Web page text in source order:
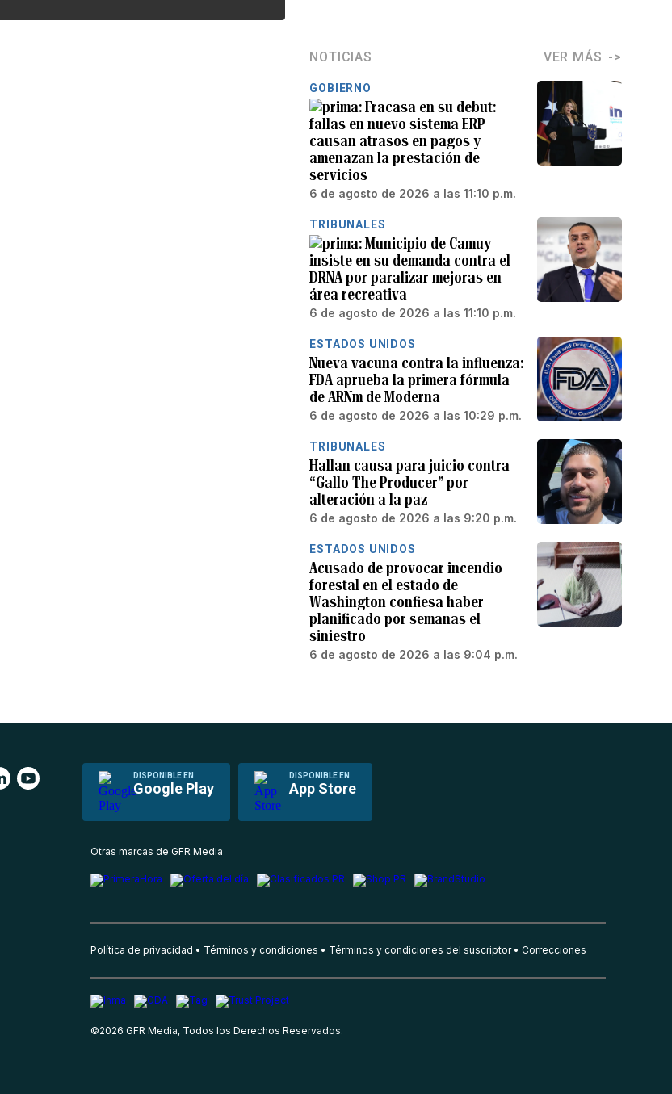
NOTICIAS VER MÁS
GOBIERNO
Fracasa en su debut:
fallas en nuevo sistema ERP
causan atrasos en pagos y
amenazan la prestación de
servicios
6 de agosto de 2026 a las 11:10 p.m.
TRIBUNALES
Municipio de Camuy
insiste en su demanda contra el
DRNA por paralizar mejoras en
área recreativa
6 de agosto de 2026 a las 11:10 p.m.
ESTADOS UNIDOS
Nueva vacuna contra la influenza:
FDA aprueba la primera fórmula
de ARNm de Moderna
6 de agosto de 2026 a las 10:29 p.m.
TRIBUNALES
Hallan causa para juicio contra
“Gallo The Producer” por
alteración a la paz
6 de agosto de 2026 a las 9:20 p.m.
ESTADOS UNIDOS
Acusado de provocar incendio
forestal en el estado de
Washington confiesa haber
planificado por semanas el
siniestro
6 de agosto de 2026 a las 9:04 p.m.
DISPONIBLE EN
Google Play
DISPONIBLE EN
App Store
Otras marcas de GFR Media
Política de privacidad Términos y condiciones Términos y condiciones del suscriptor Correcciones
©2026 GFR Media, Todos los Derechos Reservados.